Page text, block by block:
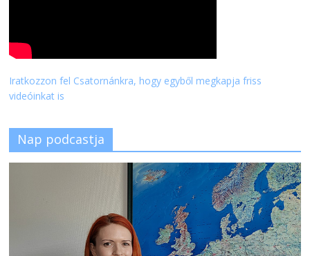
Iratkozzon fel Csatornánkra, hogy egyből megkapja friss
videóinkat is
Nap podcastja